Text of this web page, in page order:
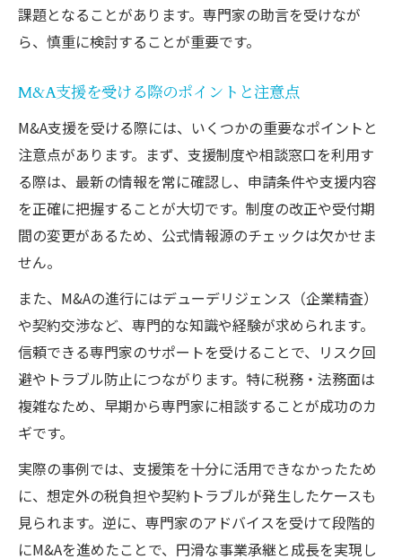
課題となることがあります。専門家の助言を受けなが
ら、慎重に検討することが重要です。
M&A支援を受ける際のポイントと注意点
M&A支援を受ける際には、いくつかの重要なポイントと
注意点があります。まず、支援制度や相談窓口を利用す
る際は、最新の情報を常に確認し、申請条件や支援内容
を正確に把握することが大切です。制度の改正や受付期
間の変更があるため、公式情報源のチェックは欠かせま
せん。
また、M&Aの進行にはデューデリジェンス（企業精査）
や契約交渉など、専門的な知識や経験が求められます。
信頼できる専門家のサポートを受けることで、リスク回
避やトラブル防止につながります。特に税務・法務面は
複雑なため、早期から専門家に相談することが成功のカ
ギです。
実際の事例では、支援策を十分に活用できなかったため
に、想定外の税負担や契約トラブルが発生したケースも
見られます。逆に、専門家のアドバイスを受けて段階的
にM&Aを進めたことで、円滑な事業承継と成長を実現し